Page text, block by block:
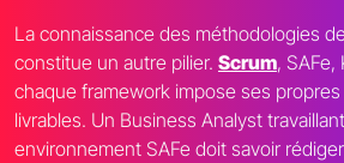
La connaissance des méthodologies
constitue un autre pilier. Scrum, SAFe,
chaque framework impose ses
livrables. Un Business Analyst
environnement SAFe doit savoir